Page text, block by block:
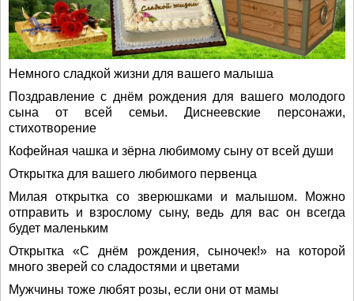
Немного сладкой жизни для вашего малыша
Поздравление с днём рождения для вашего молодого
сына от всей семьи. Диснеевские персонажи,
стихотворение
Кофейная чашка и зёрна любимому сыну от всей души
Открытка для вашего любимого первенца
Милая открытка со зверюшками и малышом. Можно
отправить и взрослому сыну, ведь для вас он всегда
будет маленьким
Открытка «С днём рождения, сыночек!» на которой
много зверей со сладостями и цветами
Мужчины тоже любят розы, если они от мамы